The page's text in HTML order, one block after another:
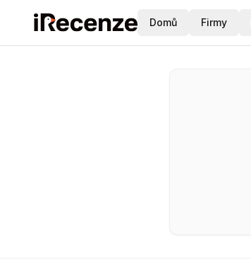
Domů Firmy